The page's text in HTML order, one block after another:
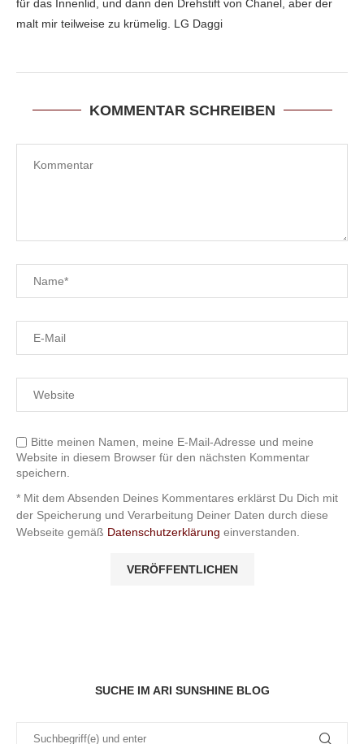
für das Innenlid, und dann den Drehstift von Chanel, aber der
malt mir teilweise zu krümelig. LG Daggi
KOMMENTAR SCHREIBEN
Bitte meinen Namen, meine E-Mail-Adresse und meine
Website in diesem Browser für den nächsten Kommentar
speichern.
* Mit dem Absenden Deines Kommentares erklärst Du Dich mit
der Speicherung und Verarbeitung Deiner Daten durch diese
Webseite gemäß Datenschutzerklärung einverstanden.
SUCHE IM ARI SUNSHINE BLOG